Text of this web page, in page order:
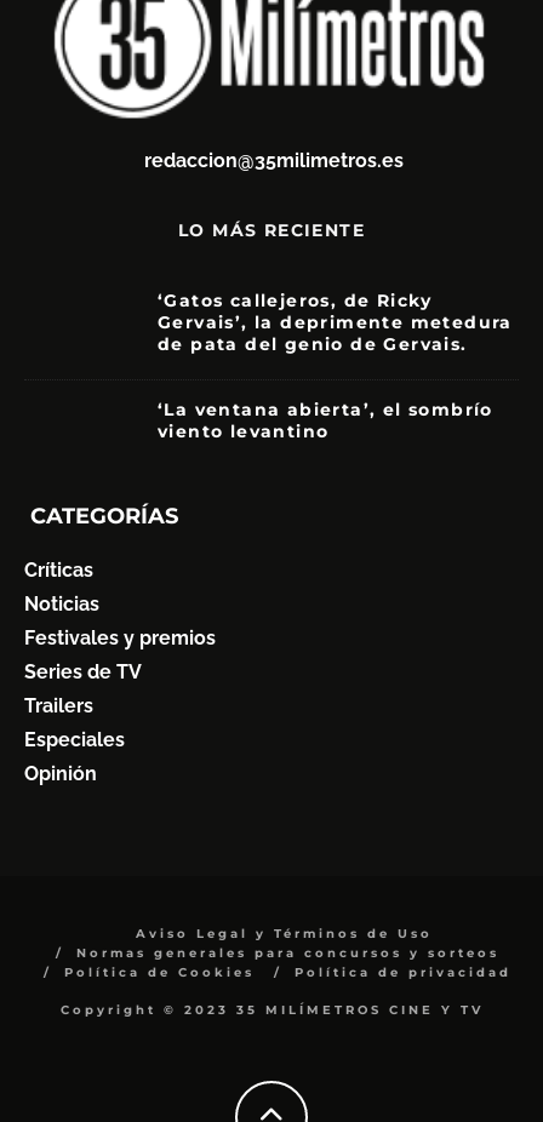
redaccion@35milimetros.es
LO MÁS RECIENTE
‘Gatos callejeros, de Ricky
Gervais’, la deprimente metedura
de pata del genio de Gervais.
‘La ventana abierta’, el sombrío
viento levantino
CATEGORÍAS
Críticas
Noticias
Festivales y premios
Series de TV
Trailers
Especiales
Opinión
Aviso Legal y Términos de Uso
Normas generales para concursos y sorteos
Política de Cookies
Política de privacidad
Copyright © 2023 35 MILÍMETROS CINE Y TV